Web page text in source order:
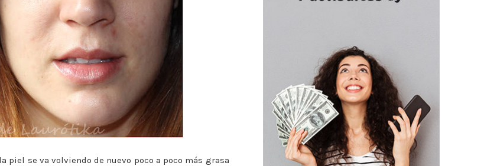
piel se va volviendo de nuevo poco a poco más grasa